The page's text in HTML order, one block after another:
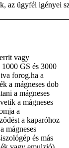
az ügyfél igényei
vagy
GS és 3000
forog.ha a
a mágneses dob
a mágneses
a mágneses
a
a kaparóhoz
mágneses
és más